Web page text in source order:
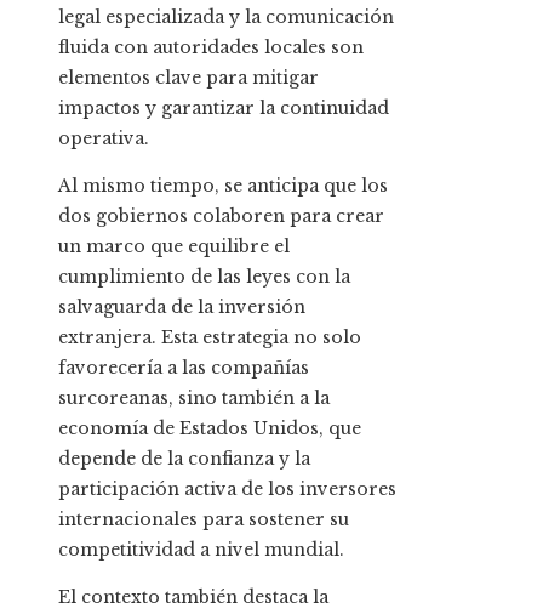
legal especializada y la comunicación
fluida con autoridades locales son
elementos clave para mitigar
impactos y garantizar la continuidad
operativa.
Al mismo tiempo, se anticipa que los
dos gobiernos colaboren para crear
un marco que equilibre el
cumplimiento de las leyes con la
salvaguarda de la inversión
extranjera. Esta estrategia no solo
favorecería a las compañías
surcoreanas, sino también a la
economía de Estados Unidos, que
depende de la confianza y la
participación activa de los inversores
internacionales para sostener su
competitividad a nivel mundial.
El contexto también destaca la